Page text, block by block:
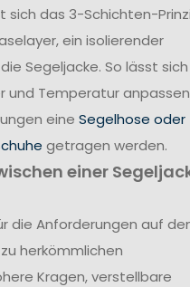
das 3-Schichten-
ein isolierender
Segeljacke. So lässt sich
und Temperatur
eine Segelhose oder
getragen werden.
einer
die Anforderungen auf
herkömmlichen
Kragen, verstellbare